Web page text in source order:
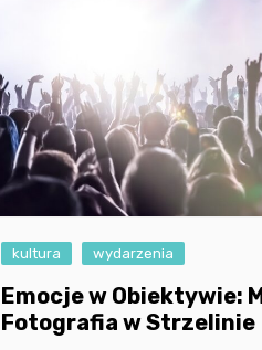
kultura wydarzenia
Emocje w Obiektywie:
Fotografia w Strzelinie